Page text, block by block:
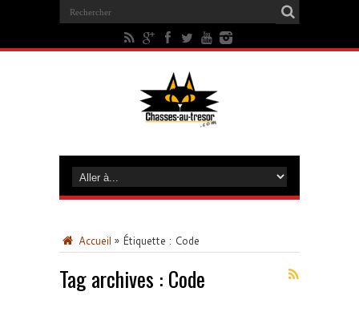
Accueil » Étiquette : Code
Tag archives : Code